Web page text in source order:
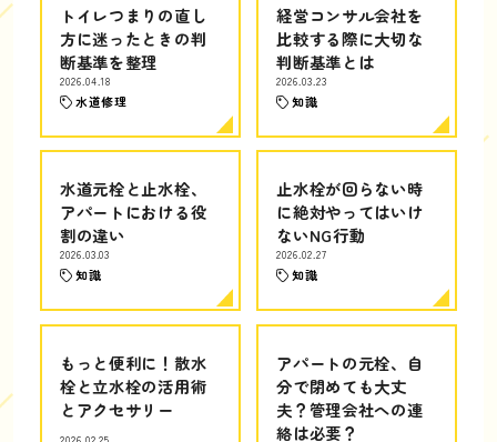
トイレつまりの直し
方に迷ったときの判
断基準を整理
2026.04.18
水道修理
経営コンサル会社を
比較する際に大切な
判断基準とは
2026.03.23
知識
水道元栓と止水栓、
アパートにおける役
割の違い
2026.03.03
知識
止水栓が回らない時
に絶対やってはいけ
ないNG行動
2026.02.27
知識
もっと便利に！散水
栓と立水栓の活用術
とアクセサリー
アパートの元栓、自
分で閉めても大丈
夫？管理会社への連
絡は必要？